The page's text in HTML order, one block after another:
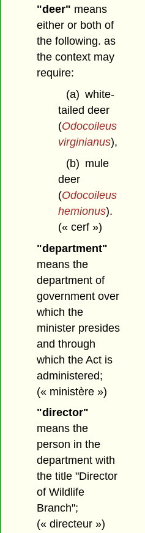
"deer" means
either or both of
the following. as
the context may
require:
(a) white-
tailed deer
(Odocoileus
virginianus),
(b) mule
deer
(Odocoileus
hemionus).
(« cerf »)
"department"
means the
department of
government over
which the
minister presides
and through
which the Act is
administered;
(« ministère »)
"director"
means the
person in the
department with
the title "Director
of Wildlife
Branch";
(« directeur »)